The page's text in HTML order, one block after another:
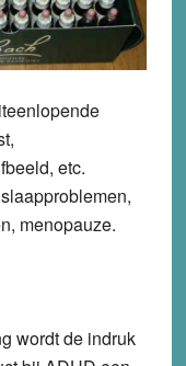
etc.
menopauze.
wordt de indruk